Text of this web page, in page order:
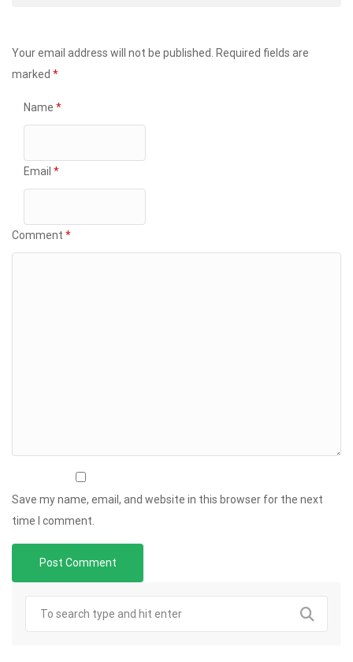
Your email address will not be published. Required fields are
marked *
Name *
Email *
Comment *
Save my name, email, and website in this browser for the next
time I comment.